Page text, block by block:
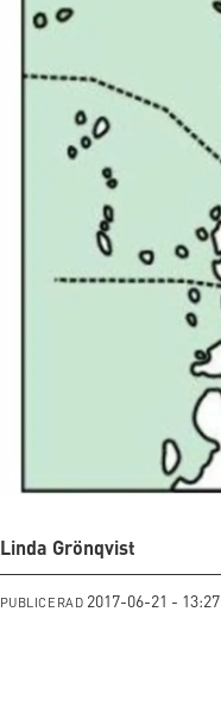
Linda Grönqvist
PUBLICERAD 2017-06-21 - 13:27